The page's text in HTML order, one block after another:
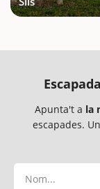
Apunta't a la
escapades.